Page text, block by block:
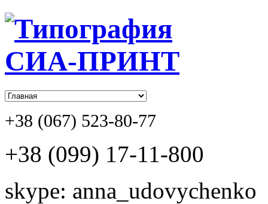
+38 (067) 523-80-77
+38 (099) 17-11-800
skype: anna_udovychenko